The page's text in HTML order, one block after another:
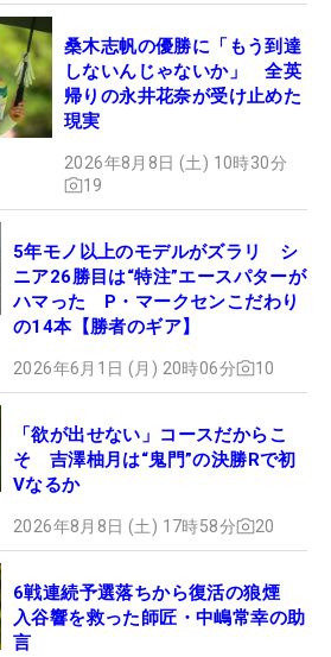
桑木志帆の優勝に「もう到達
しないんじゃないか」 全英
帰りの永井花奈が受け止めた
現実
2026年8月8日 (土) 10時30分
19
5年モノ以上のモデルがズラリ シ
ニア26勝目は“特注”エースパターが
ハマった P・マークセンこだわり
の14本【勝者のギア】
2026年6月1日 (月) 20時06分 10
「欲が出せない」コースだからこ
そ 吉澤柚月は“鬼門”の決勝Rで初
Vなるか
2026年8月8日 (土) 17時58分 20
6戦連続予選落ちから復活の狼煙
入谷響を救った師匠・中嶋常幸の助
言